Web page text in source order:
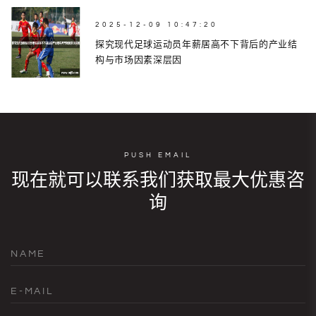
2025-12-09 10:47:20
探究现代足球运动员年薪居高不下背后的产业结
构与市场因素深层因
PUSH EMAIL
现在就可以联系我们获取最大优惠咨
询
NAME
E-MAIL